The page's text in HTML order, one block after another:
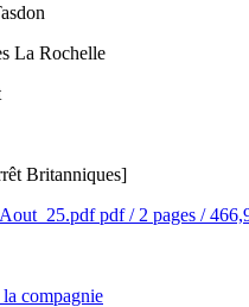
La Rochelle
Britanniques]
pdf/ 2 pages /
compagnie